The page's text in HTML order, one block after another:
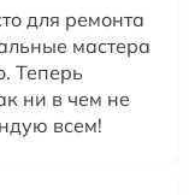
для ремонта
мастера
Теперь
ни в чем не
всем!